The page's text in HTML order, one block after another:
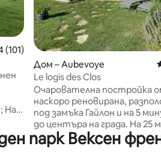
оценка: 4,94 от 5, 101 отзива
(101)
Дом – Aubevoye
Le logis des Clos
Очарователна постройка
наскоро реновирана,
под замъка Гайлон и на 5
до центъра на града. На 25
от градината на Моне в
минути от Rouen и на 1 час
парк Вексен